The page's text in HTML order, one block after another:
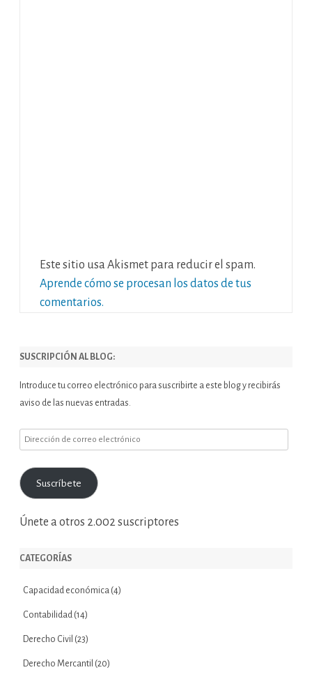
Este sitio usa Akismet para reducir el spam.
Aprende cómo se procesan los datos de tus
comentarios.
SUSCRIPCIÓN AL BLOG:
Introduce tu correo electrónico para suscribirte a este blog y recibirás
aviso de las nuevas entradas.
Dirección
correo
electrónico
Suscríbete
Únete a otros 2.002 suscriptores
CATEGORÍAS
Capacidad económica (4)
Contabilidad (14)
Derecho Civil (23)
Derecho Mercantil (20)